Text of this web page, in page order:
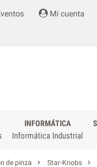
Mi cuenta
INFORMÁTICA
Informática Industrial
de pinza  Star-Knobs 